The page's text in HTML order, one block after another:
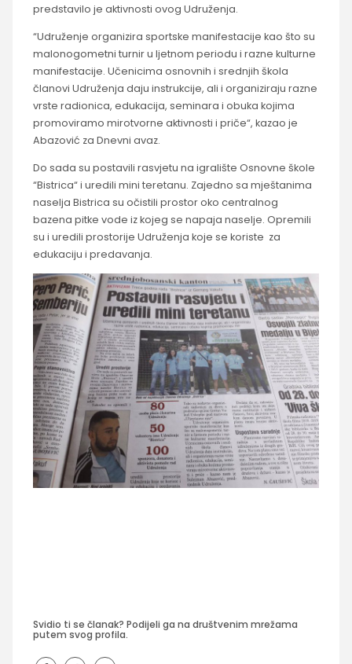
predstavilo je aktivnosti ovog Udruženja.
“Udruženje organizira sportske manifestacije kao što su
malonogometni turnir u ljetnom periodu i razne kulturne
manifestacije. Učenicima osnovnih i srednjih škola
članovi Udruženja daju instrukcije, ali i organiziraju razne
vrste radionica, edukacija, seminara i obuka kojima
promoviramo mirotvorne aktivnosti i priče“, kazao je
Abazović za Dnevni avaz.
Do sada su postavili rasvjetu na igralište Osnovne škole
“Bistrica“ i uredili mini teretanu. Zajedno sa mještanima
naselja Bistrica su očistili prostor oko centralnog
bazena pitke vode iz kojeg se napaja naselje. Opremili
su i uredili prostorije Udruženja koje se koriste za
edukaciju i predavanja.
Svidio ti se članak? Podijeli ga na društvenim mrežama
putem svog profila.